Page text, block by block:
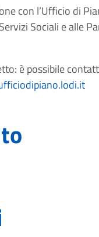
con l’Ufficio di
Sociali e alle
è possibile